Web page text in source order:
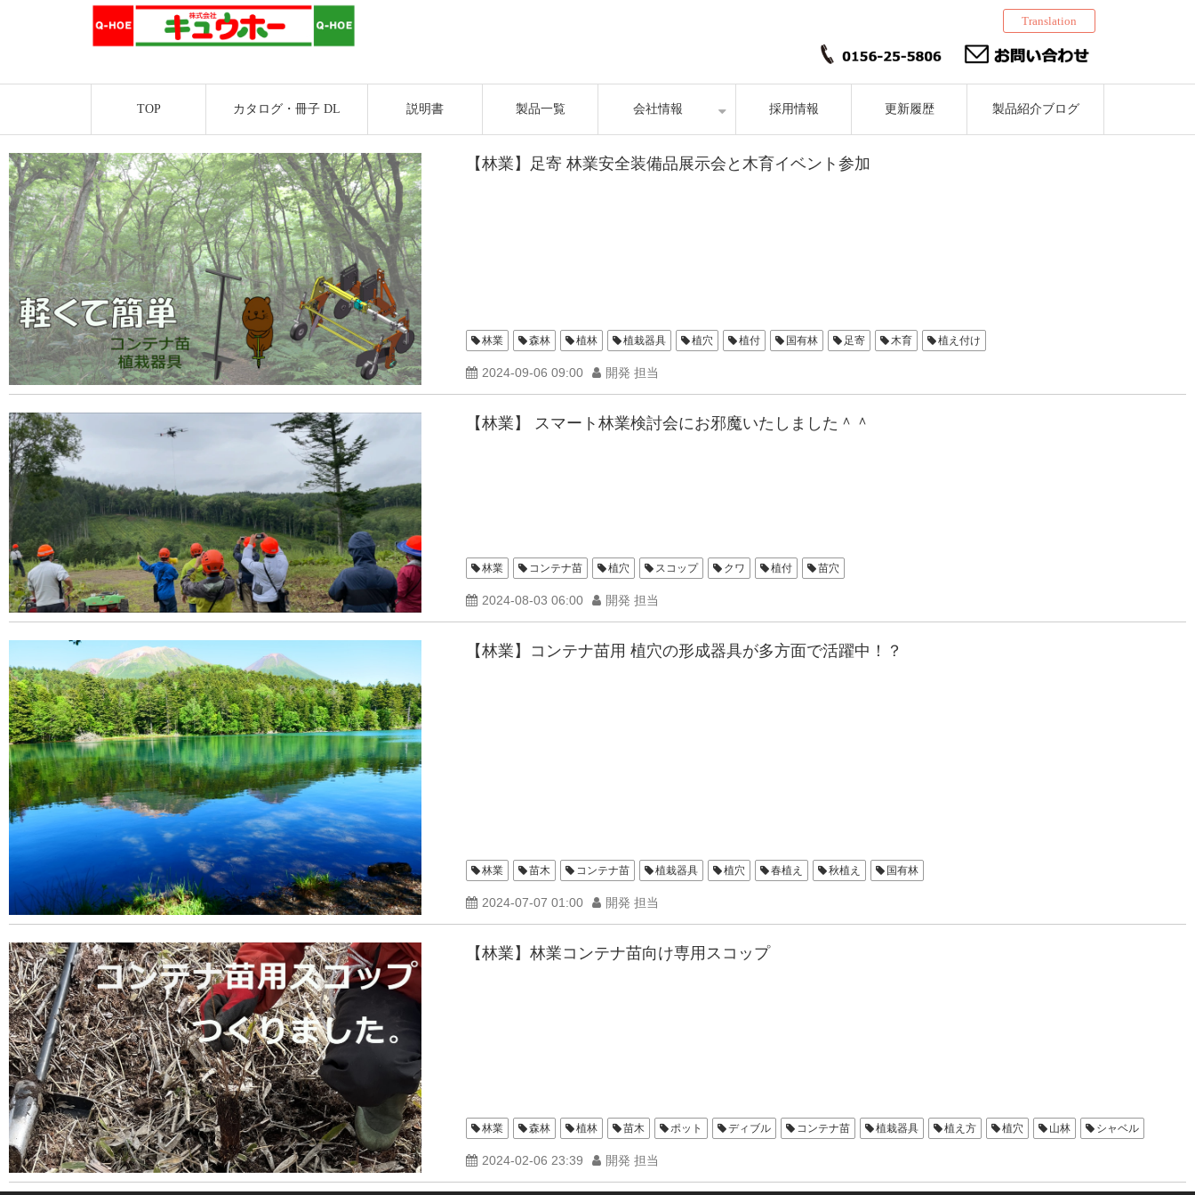
Translation
TOP カタログ・冊子 DL 説明書 製品一覧 会社情報 採用情報 更新履歴 製品紹介ブログ
【林業】足寄 林業安全装備品展示会と木育イベント参加
林業 森林 植林 植栽器具 植穴 植付 国有林 足寄 木育 植え付け
2024-09-06 09:00 開発 担当
【林業】 スマート林業検討会にお邪魔いたしました＾＾
林業 コンテナ苗 植穴 スコップ クワ 植付 苗穴
2024-08-03 06:00 開発 担当
【林業】コンテナ苗用 植穴の形成器具が多方面で活躍中！？
林業 苗木 コンテナ苗 植栽器具 植穴 春植え 秋植え 国有林
2024-07-07 01:00 開発 担当
【林業】林業コンテナ苗向け専用スコップ
林業 森林 植林 苗木 ポット ディブル コンテナ苗 植栽器具 植え方 植穴 山林 シャベル
2024-02-06 23:39 開発 担当